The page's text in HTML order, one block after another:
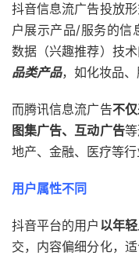
抖音信息流广告投放
户展示产品/服务的信
数据（兴趣推荐）技术
品类产品，如化妆品
而腾讯信息流广告不
图集广告、互动广告
地产、金融、医疗等行
用户属性不同
抖音平台的用户 以年
交，内容偏细分化，